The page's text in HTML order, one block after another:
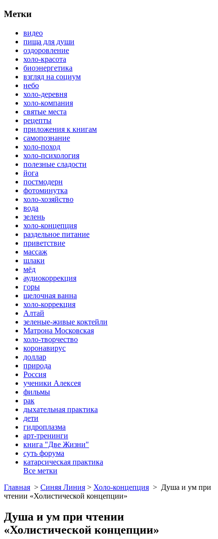
Метки
видео
пища для души
оздоровление
холо-красота
биоэнергетика
взгляд на социум
небо
холо-деревня
холо-компания
святые места
рецепты
приложения к книгам
самопознание
холо-поход
холо-психология
полезные сладости
йога
постмодерн
фотоминутка
холо-хозяйство
вода
зелень
холо-концепция
раздельное питание
приветствие
массаж
шлаки
мёд
аудиокоррекция
горы
щелочная ванна
холо-коррекция
Алтай
зеленые-живые коктейли
Матрона Московская
холо-творчество
коронавирус
доллар
природа
Россия
ученики Алексея
фильмы
рак
дыхательная практика
дети
гидроплазма
арт-тренинги
книга "Две Жизни"
суть форума
катарсическая практика
Все метки
Главная > Синяя Линия > Холо-концепция > Душа и ум при
чтении «Холистической концепции»
Душа и ум при чтении
«Холистической концепции»